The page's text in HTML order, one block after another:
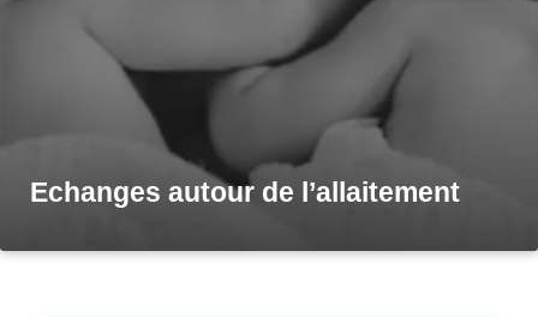
Echanges autour de l’allaitement